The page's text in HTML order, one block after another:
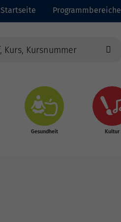
Startseite Programmbereiche
Gesundheit Kultur